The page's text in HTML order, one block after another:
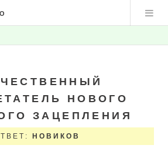
НОВОГО
ЗАЦЕПЛЕНИЯ
НОВИКОВ